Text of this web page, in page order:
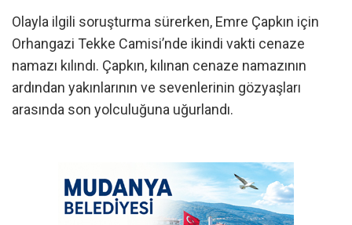
Olayla ilgili soruşturma sürerken, Emre Çapkın için
Orhangazi Tekke Camisi’nde ikindi vakti cenaze
namazı kılındı. Çapkın, kılınan cenaze namazının
ardından yakınlarının ve sevenlerinin gözyaşları
arasında son yolculuğuna uğurlandı.